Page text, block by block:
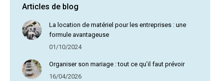
Articles de blog
La location de matériel pour les entreprises : une
formule avantageuse
01/10/2024
Organiser son mariage : tout ce qu’il faut prévoir
16/04/2026